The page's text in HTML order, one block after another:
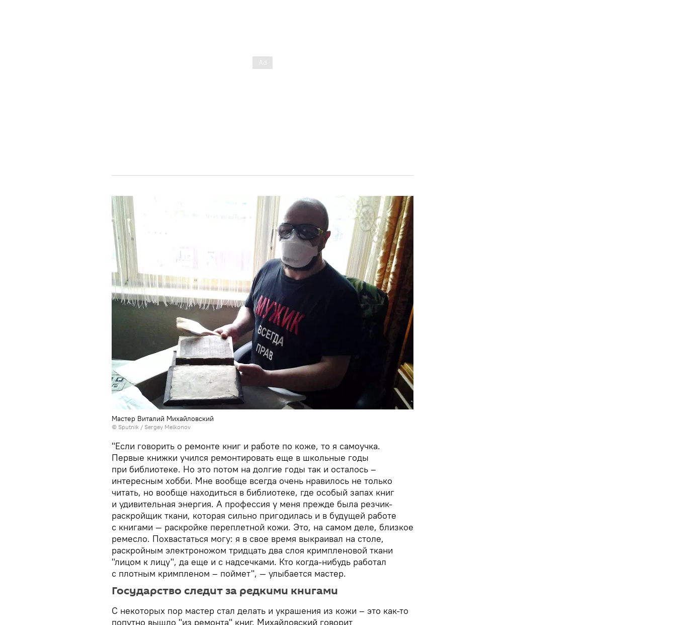
Мастер Виталий Михайловский
© Sputnik / Sergey Melkonov
"Если говорить о ремонте книг и работе по коже, то я самоучка.
Первые книжки учился ремонтировать еще в школьные годы
при библиотеке. Но это потом на долгие годы так и осталось –
интересным хобби. Мне вообще всегда очень нравилось не только
читать, но вообще находиться в библиотеке, где особый запах книг
и удивительная энергия. А профессия у меня прежде была резчик-
раскройщик ткани, которая сильно пригодилась и в будущей работе
с книгами — раскройке переплетной кожи. Это, на самом деле, близкое
ремесло. Похвастаться могу: я в свое время выкраивал на столе,
раскройным электроножом тридцать два слоя кримпленовой ткани
"лицом к лицу", да еще и с надсечками. Кто когда-нибудь работал
с плотным кримпленом – поймет", — улыбается мастер.
Государство следит за редкими книгами
С некоторых пор мастер стал делать и украшения из кожи – это как-то
попутно вышло "из ремонта" книг. Михайловский говорит